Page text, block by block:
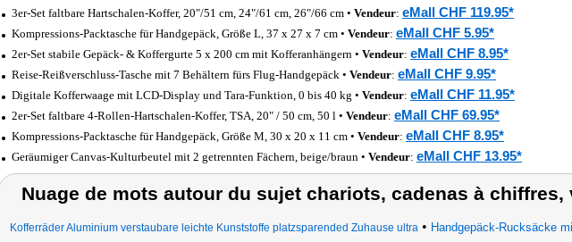
3er-Set faltbare Hartschalen-Koffer, 20"/51 cm, 24"/61 cm, 26"/66 cm • Vendeur: eMall CHF 119.95*
Kompressions-Packtasche für Handgepäck, Größe L, 37 x 27 x 7 cm • Vendeur: eMall CHF 5.95*
2er-Set stabile Gepäck- & Koffergurte 5 x 200 cm mit Kofferanhängern • Vendeur: eMall CHF 8.95*
Reise-Reißverschluss-Tasche mit 7 Behältern fürs Flug-Handgepäck • Vendeur: eMall CHF 9.95*
Digitale Kofferwaage mit LCD-Display und Tara-Funktion, 0 bis 40 kg • Vendeur: eMall CHF 11.95*
2er-Set faltbare 4-Rollen-Hartschalen-Koffer, TSA, 20" / 50 cm, 50 l • Vendeur: eMall CHF 69.95*
Kompressions-Packtasche für Handgepäck, Größe M, 30 x 20 x 11 cm • Vendeur: eMall CHF 8.95*
Geräumiger Canvas-Kulturbeutel mit 2 getrennten Fächern, beige/braun • Vendeur: eMall CHF 13.95*
Nuage de mots autour du sujet chariots, cadenas à chiffres,
Kofferräder Aluminium verstaubare leichte Kunststoffe platzsparended Zuhause ultra • Handgepäck-Rucksäcke